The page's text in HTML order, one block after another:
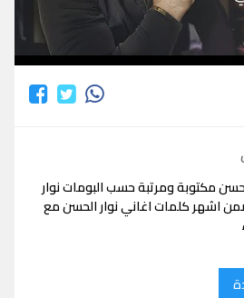
اغاني نوار الحسن
مكتوبة ومرتبة حسب البومات نوار
اشهر كلمات اغاني نوار الحسن مع